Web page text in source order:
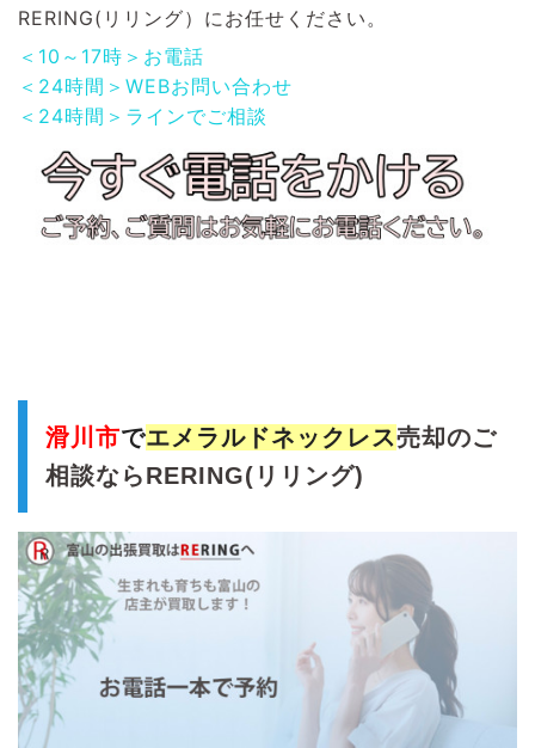
RERING(リリング）にお任せください。
＜10～17時＞お電話
＜24時間＞WEBお問い合わせ
＜24時間＞ラインでご相談
滑川市でエメラルドネックレス売却のご
相談ならRERING(リリング)